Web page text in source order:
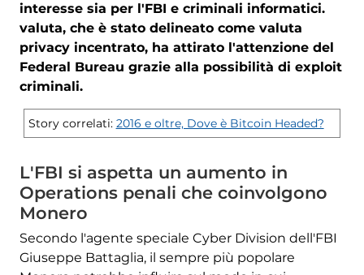
interesse sia per l'FBI e criminali informatici.
valuta, che è stato delineato come valuta
privacy incentrato, ha attirato l'attenzione del
Federal Bureau grazie alla possibilità di exploit
criminali.
Story correlati: 2016 e oltre, Dove è Bitcoin Headed?
L'FBI si aspetta un aumento in
Operations penali che coinvolgono
Monero
Secondo l'agente speciale Cyber ​​Division dell'FBI
Giuseppe Battaglia, il sempre più popolare